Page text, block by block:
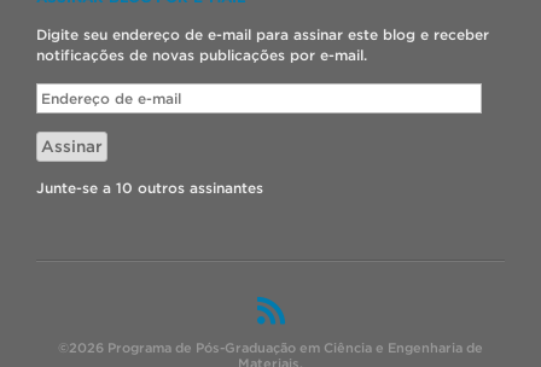
Digite seu endereço de e-mail para assinar este blog e receber
notificações de novas publicações por e-mail.
Endereço
de
e-
mail
Assinar
Junte-se a 10 outros assinantes
©2026 Programa de Pós-Graduação em Ciência e Engenharia de
Materiais.